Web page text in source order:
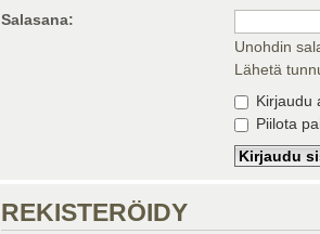
Salasana:
Unohdin
Lähetä
Kirjaudu
Piilota
REKISTERÖIDY